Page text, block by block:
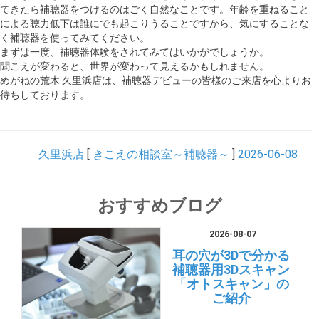
てきたら補聴器をつけるのはごく自然なことです。年齢を重ねること
による聴力低下は誰にでも起こりうることですから、気にすることな
く補聴器を使ってみてください。
まずは一度、補聴器体験をされてみてはいかがでしょうか。
聞こえが変わると、世界が変わって見えるかもしれません。
めがねの荒木 久里浜店は、補聴器デビューの皆様のご来店を心よりお
待ちしております。
久里浜店 [ きこえの相談室～補聴器～ ] 2026-06-08
おすすめブログ
2026-08-07
耳の穴が3Dで分かる
補聴器用3Dスキャン
「オトスキャン」の
ご紹介